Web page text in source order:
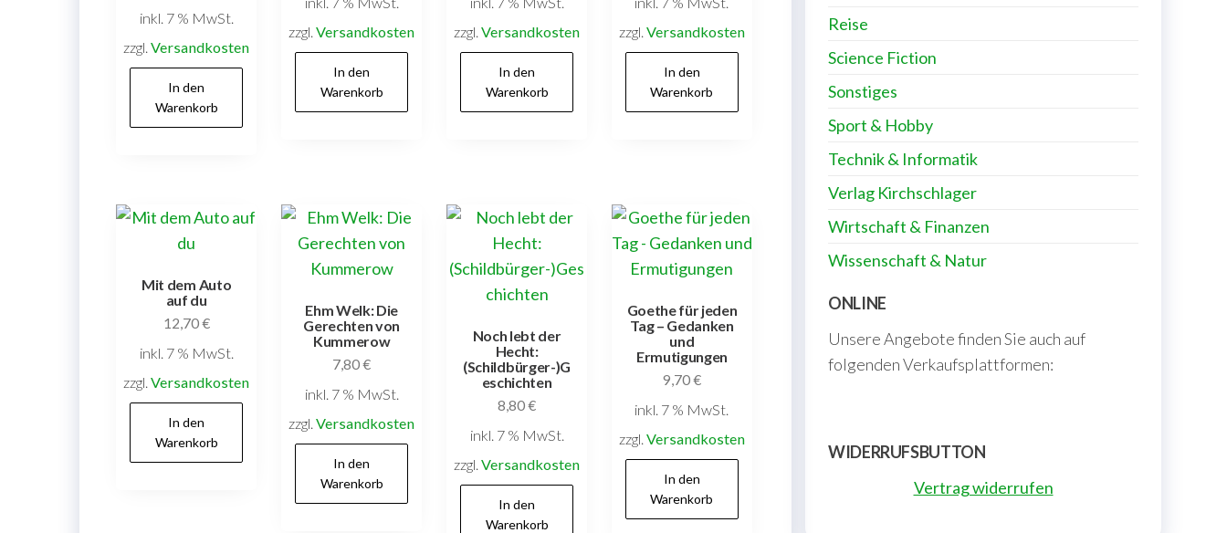
inkl. 7 % MwSt.
zzgl.Versandkosten
In den
Warenkorb
zzgl.Versandkosten
In den
Warenkorb
zzgl.Versandkosten
In den
Warenkorb
zzgl. Versandkosten
In den
Warenkorb
Mit dem Auto
auf du
12,70€
inkl. 7 % MwSt.
zzgl.Versandkosten
In den
Warenkorb
Ehm Welk: Die
Gerechten von
Kummerow
7,80€
inkl. 7 % MwSt.
zzgl.Versandkosten
In den
Warenkorb
Noch lebt der
Hecht:
(Schildbürger-)G
eschichten
8,80€
inkl. 7 % MwSt.
zzgl.Versandkosten
In den
Warenkorb
Goethe für jeden
Tag – Gedanken
und
Ermutigungen
9,70€
inkl. 7 % MwSt.
zzgl. Versandkosten
In den
Warenkorb
Reise
Science Fiction
Sonstiges
Sport & Hobby
Technik & Informatik
Verlag Kirchschlager
Wirtschaft & Finanzen
Wissenschaft & Natur
ONLINE
Unsere Angebote finden Sie auch auf
folgenden Verkaufsplattformen:
WIDERRUFSBUTTON
Vertrag widerrufen